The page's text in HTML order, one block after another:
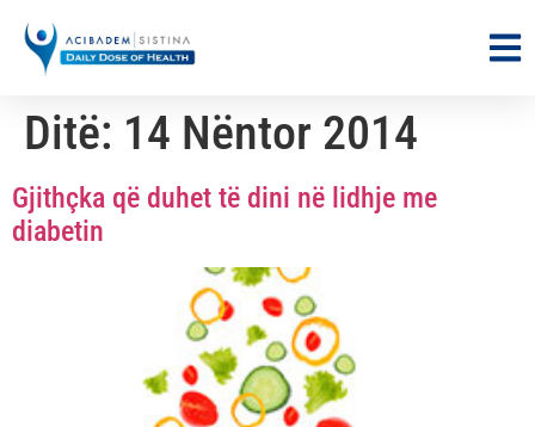
Ditë: 14 Nëntor 2014
Gjithçka që duhet të dini në lidhje me
diabetin